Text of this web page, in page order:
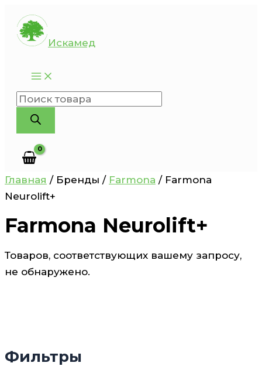
Перейти
содержимому
Искамед
Поиск
товаров
Фильтры
Главная / Бренды / Farmona / Farmona
Neurolift+
Farmona Neurolift+
Товаров, соответствующих вашему запросу,
не обнаружено.